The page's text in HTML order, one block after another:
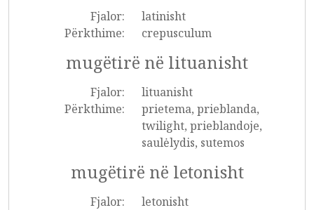
Fjalor:
latinisht
Përkthime:
crepusculum
mugëtirë në lituanisht
Fjalor:
lituanisht
Përkthime:
prietema, prieblanda,
twilight, prieblandoje,
saulėlydis, sutemos
mugëtirë në letonisht
Fjalor:
letonisht